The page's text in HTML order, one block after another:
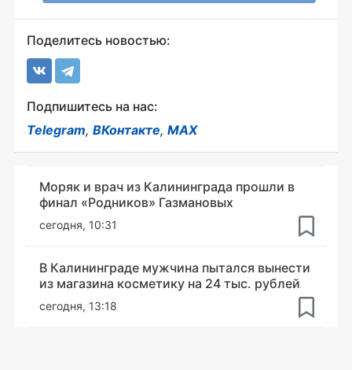
Поделитесь новостью:
Подпишитесь на нас:
Telegram, ВКонтакте, MAX
Моряк и врач из Калининграда прошли в
финал «Родников» Газмановых
сегодня, 10:31
В Калининграде мужчина пытался вынести
из магазина косметику на 24 тыс. рублей
сегодня, 13:18